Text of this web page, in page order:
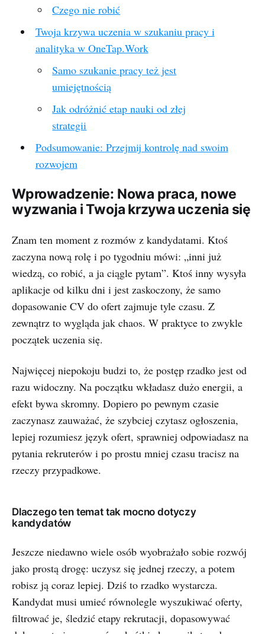
Czego nie robić
Twoja krzywa uczenia w szukaniu pracy i
analityka w OneTap.Work
Samo szukanie pracy też jest
umiejętnością
Jak odróżnić etap nauki od złej
strategii
Podsumowanie: Przejmij kontrolę nad swoim
rozwojem
Wprowadzenie: Nowa praca, nowe
wyzwania i Twoja krzywa uczenia się
Znam ten moment z rozmów z kandydatami. Ktoś
zaczyna nową rolę i po tygodniu mówi: „inni już
wiedzą, co robić, a ja ciągle pytam”. Ktoś inny wysyła
aplikacje od kilku dni i jest zaskoczony, że samo
dopasowanie CV do ofert zajmuje tyle czasu. Z
zewnątrz to wygląda jak chaos. W praktyce to zwykle
początek uczenia się.
Najwięcej niepokoju budzi to, że postęp rzadko jest od
razu widoczny. Na początku wkładasz dużo energii, a
efekt bywa skromny. Dopiero po pewnym czasie
zaczynasz zauważać, że szybciej czytasz ogłoszenia,
lepiej rozumiesz język ofert, sprawniej odpowiadasz na
pytania rekruterów i po prostu mniej czasu tracisz na
rzeczy przypadkowe.
Dlaczego ten temat tak mocno dotyczy
kandydatów
Jeszcze niedawno wiele osób wyobrażało sobie rozwój
jako prostą drogę: uczysz się jednej rzeczy, a potem
robisz ją coraz lepiej. Dziś to rzadko wystarcza.
Kandydat musi umieć równolegle wyszukiwać oferty,
filtrować je, śledzić etapy rekrutacji, dopasowywać